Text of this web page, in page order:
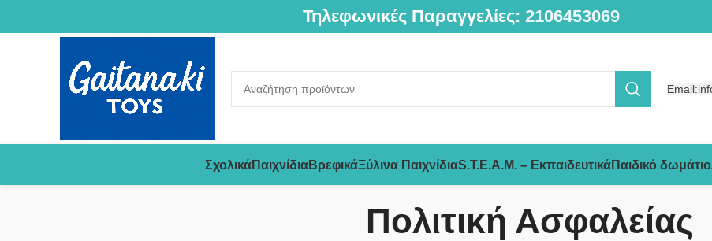
Τηλεφωνικές Παραγγελίες: 2106453069
ΣχολικάΠαιχνίδιαΒρεφικάΞύλινα ΠαιχνίδιαS.T.E.A.M. – ΕκπαιδευτικάΠαιδικό δωμάτιο
Πολιτική Ασφαλείας